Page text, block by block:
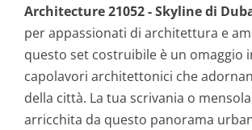
Architecture 21052 - Skyline di
per appassionati di architettura e
questo set costruibile è un omaggio
capolavori architettonici che
della città. La tua scrivania o
arricchita da questo panorama